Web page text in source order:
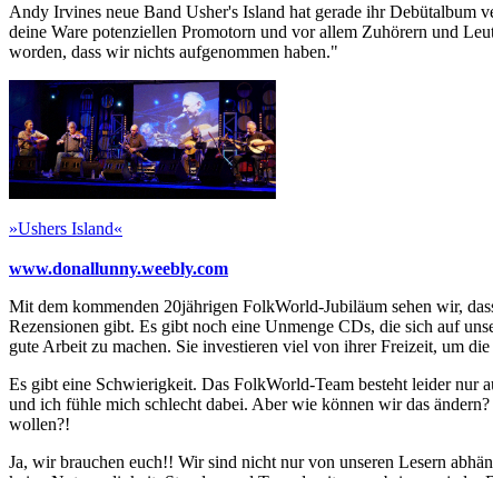
Andy Irvines neue Band Usher's Island hat gerade ihr Debütalbum
deine Ware potenziellen Promotorn und vor allem Zuhörern und
worden, dass wir nichts aufgenommen haben."
»Ushers Island«
www.donallunny.weebly.com
Mit dem kommenden 20jährigen FolkWorld-Jubiläum sehen wir,
Rezensionen gibt. Es gibt noch eine Unmenge CDs, die sich auf
gute Arbeit zu machen. Sie investieren viel von ihrer Freizeit, um
Es gibt eine Schwierigkeit. Das FolkWorld-Team besteht leider nur
und ich fühle mich schlecht dabei. Aber wie können wir das
wollen?!
Ja, wir brauchen euch!! Wir sind nicht nur von unseren Lesern